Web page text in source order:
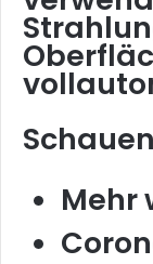
Mehr